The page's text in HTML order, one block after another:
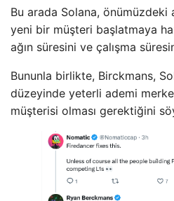
Bu arada Solana, önümüzdeki
yeni bir müşteri başlatmaya
ağın süresini ve çalışma
Bununla birlikte, Birckmans,
düzeyinde yeterli ademi
müşterisi olması gerektiğini